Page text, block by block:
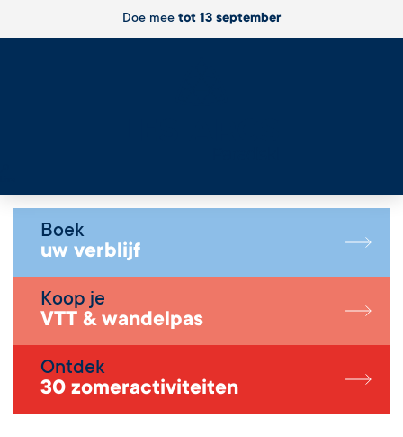
Doe mee tot 13 september
Boek
uw verblijf
Koop je
VTT & wandelpas
Ontdek
30 zomeractiviteiten